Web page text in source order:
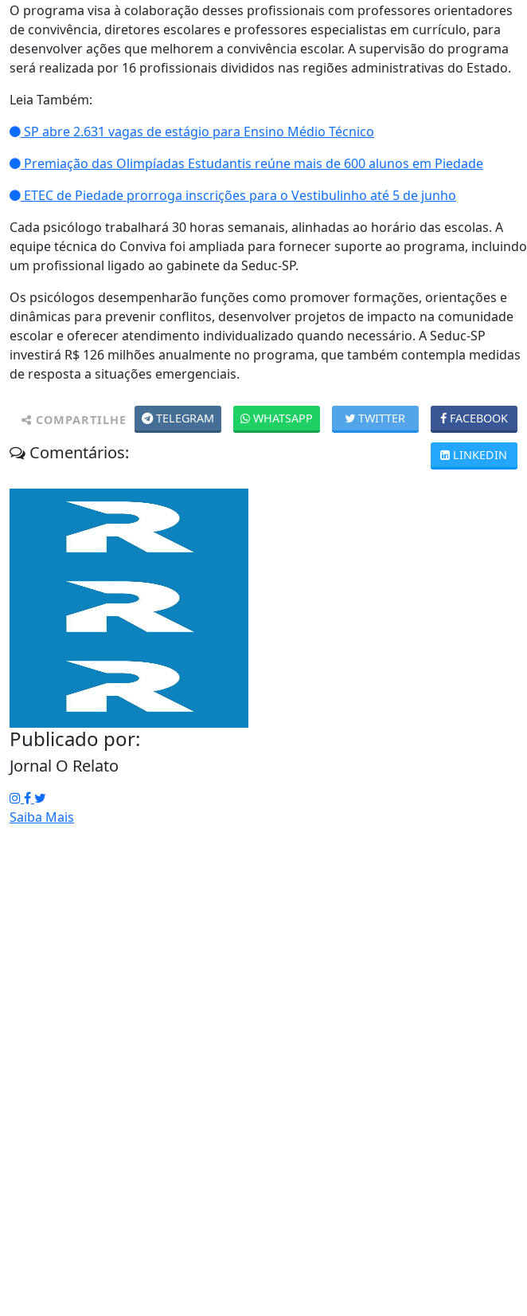
O programa visa à colaboração desses profissionais com professores orientadores
de convivência, diretores escolares e professores especialistas em currículo, para
desenvolver ações que melhorem a convivência escolar. A supervisão do programa
será realizada por 16 profissionais divididos nas regiões administrativas do Estado.
Leia Também:
SP abre 2.631 vagas de estágio para Ensino Médio Técnico
Premiação das Olimpíadas Estudantis reúne mais de 600 alunos em Piedade
ETEC de Piedade prorroga inscrições para o Vestibulinho até 5 de junho
Cada psicólogo trabalhará 30 horas semanais, alinhadas ao horário das escolas. A
equipe técnica do Conviva foi ampliada para fornecer suporte ao programa, incluindo
um profissional ligado ao gabinete da Seduc-SP.
Os psicólogos desempenharão funções como promover formações, orientações e
dinâmicas para prevenir conflitos, desenvolver projetos de impacto na comunidade
escolar e oferecer atendimento individualizado quando necessário. A Seduc-SP
investirá R$ 126 milhões anualmente no programa, que também contempla medidas
de resposta a situações emergenciais.
COMPARTILHE FACEBOOK
TWITTER
WHATSAPP
TELEGRAM
LINKEDIN
Comentários:
Publicado por:
Jornal O Relato
Saiba Mais